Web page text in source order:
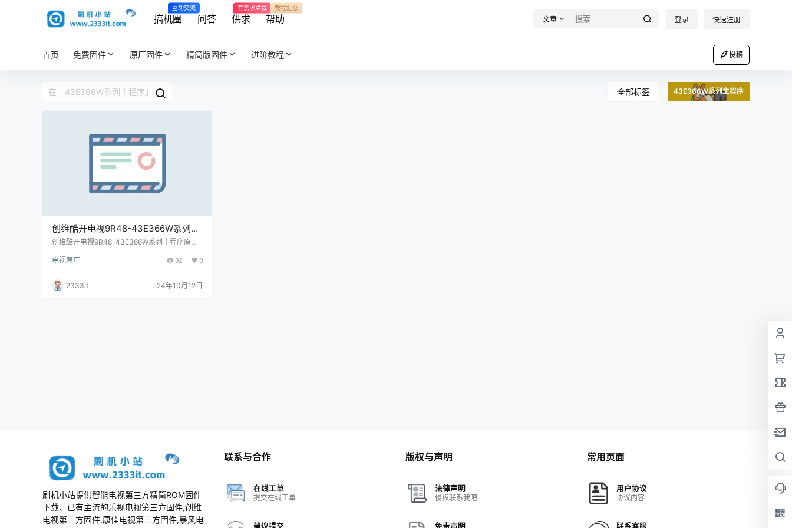
搞机圈
互动交流
问答 供求
有需求点我
帮助
教程汇总
文章 登录 快速注册
首页 免费固件 原厂固件 精简版固件 进阶教程 投稿
全部标签 43E366W系列主程序
创维酷开电视9R48-43E366W系列主
程序原厂程序U盘数据刷机包
创维酷开电视9R48-43E366W系列主程序原厂
电视原厂
32 0
2333it 24年10月12日
刷机小站提供智能电视第三方精简ROM固件
下载、已有主流的乐视电视第三方固件,创维
电视第三方固件,康佳电视第三方固件,暴风电
联系与合作
在线工单
提交在线工单
建议提交
版权与声明
法律声明
侵权联系我吧
免责声明
常用页面
用户协议
协议内容
联系客服